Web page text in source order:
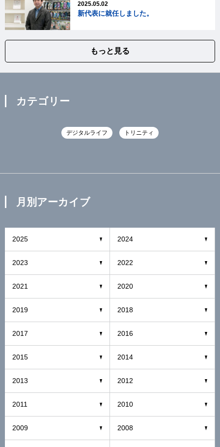
2025.05.02
新代表に就任しました。
もっと見る
カテゴリー
デジタルライフ トリニティ
月別アーカイブ
2025 2024
2023 2022
2021 2020
2019 2018
2017 2016
2015 2014
2013 2012
2011 2010
2009 2008